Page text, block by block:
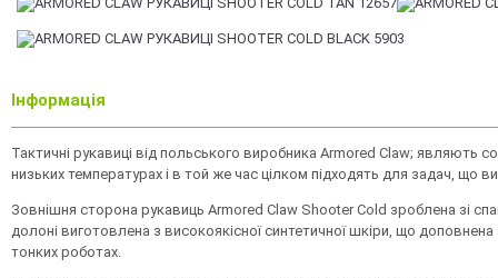
Інформація
Тактичні рукавиці від польського виробника Armored Claw; являють
низьких температурах і в той же час цілком підходять для задач,
Зовнішня сторона рукавиць Armored Claw Shooter Cold зроблена зі
долоні виготовлена з високоякісної синтетичної шкіри, що
тонких роботах.